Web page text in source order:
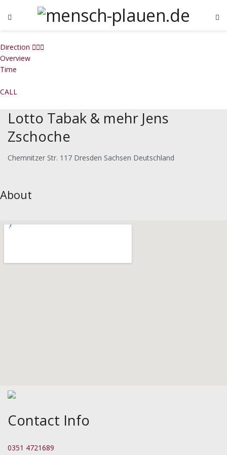
Direction
Overview
Time
CALL
Lotto Tabak & mehr Jens
Zschoche
Chemnitzer Str. 117 Dresden Sachsen Deutschland
About
Contact Info
0351 4721689